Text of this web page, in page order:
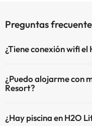
Preguntas
¿Tiene conexión wifi
¿Puedo alojarme con
Resort?
pago directo en hotel).
¿Hay piscina en H2O